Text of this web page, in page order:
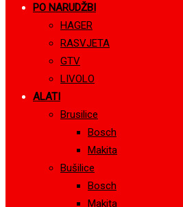
PO NARUDŽBI
HAGER
RASVJETA
GTV
LIVOLO
ALATI
Brusilice
Bosch
Makita
Bušilice
Bosch
Makita